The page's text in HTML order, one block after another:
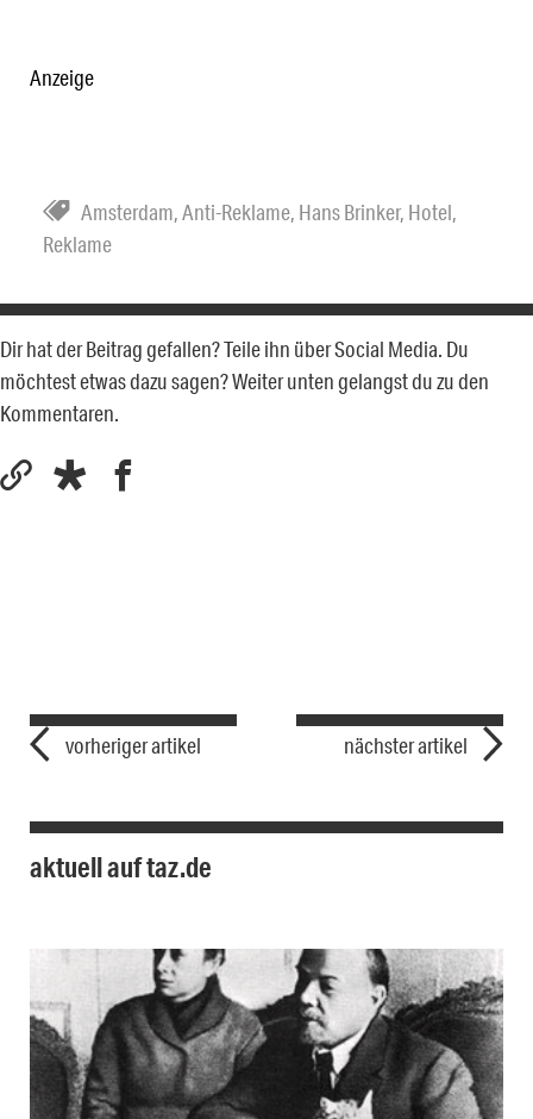
Anzeige
Amsterdam,Anti-Reklame, Hans Brinker, Hotel,
Reklame
Dir hat der Beitrag gefallen? Teile ihn über Social Media. Du
möchtest etwas dazu sagen? Weiter unten gelangst du zu den
Kommentaren.
vorheriger artikel nächster artikel
aktuell auf taz.de